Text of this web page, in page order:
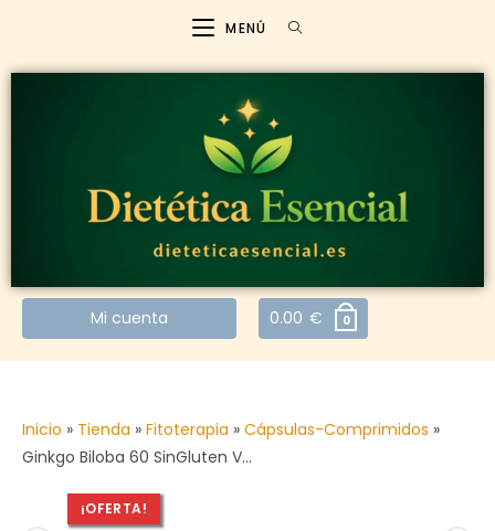
MENÚ
Mi cuenta 0.00 € 0
Inicio » Tienda » Fitoterapia » Cápsulas-Comprimidos »
Ginkgo Biloba 60 SinGluten V…
¡OFERTA!